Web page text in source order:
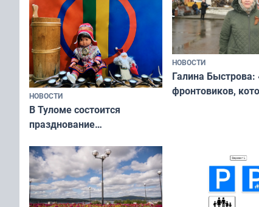
НОВОСТИ
В Туломе состоится
празднование
коренных народов мира
НОВОСТИ
Галина Быстрова:
фронтовиков,